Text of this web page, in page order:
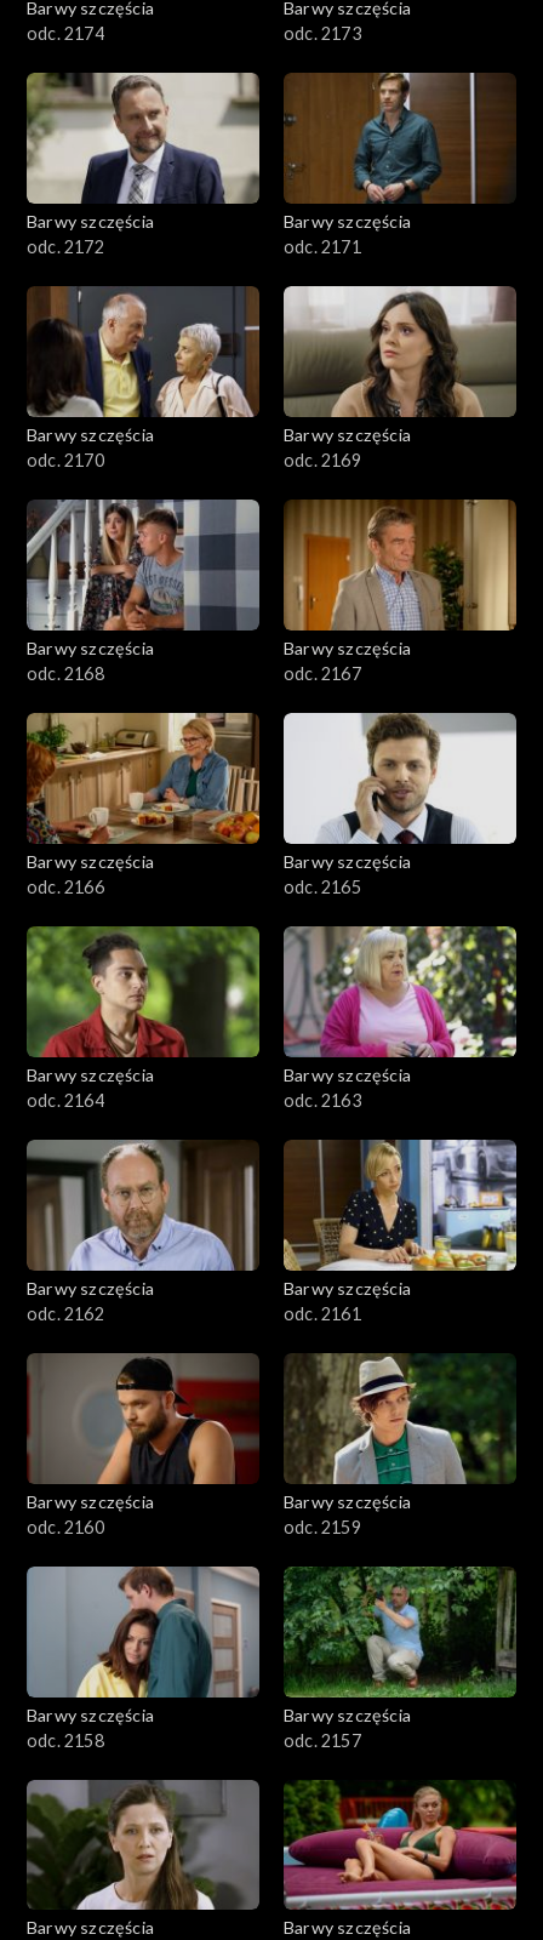
Barwy szczęścia
odc. 2174
Barwy szczęścia
odc. 2173
Barwy szczęścia
odc. 2172
Barwy szczęścia
odc. 2171
Barwy szczęścia
odc. 2170
Barwy szczęścia
odc. 2169
Barwy szczęścia
odc. 2168
Barwy szczęścia
odc. 2167
Barwy szczęścia
odc. 2166
Barwy szczęścia
odc. 2165
Barwy szczęścia
odc. 2164
Barwy szczęścia
odc. 2163
Barwy szczęścia
odc. 2162
Barwy szczęścia
odc. 2161
Barwy szczęścia
odc. 2160
Barwy szczęścia
odc. 2159
Barwy szczęścia
odc. 2158
Barwy szczęścia
odc. 2157
Barwy szczęścia
Barwy szczęścia